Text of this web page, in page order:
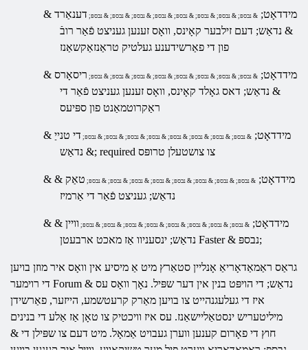
& מידדאָט; & נבספּ; & נבספּ; & נבספּ; & נבספּ; & נבספּ; & נבספּ; & נבספּ; & נבספּ; דענאַרד
& נדאַש; דעם זילבער קאָינס, וואָס זענען געניצט פֿאַר רובֿ
פון די פאַרשידענע געלטיק טראַנזאַקשאַנז
& מידדאָט; & נבספּ; & נבספּ; & נבספּ; & נבספּ; & נבספּ; & נבספּ; & נבספּ; & נבספּ; ריסאָרס
& נדאַש; דאס גאָלד קאָינס, וואָס זענען געניצט פֿאַר די
ראַקרוטמאַנט פון ספּיעס
& מידדאָט; & נבספּ; & נבספּ; & נבספּ; & נבספּ; & נבספּ; & נבספּ; & נבספּ; & נבספּ; די טנייַ
& נדאַש; required צו צושטעלן טרופּס
& מידדאָט; & נבספּ; & נבספּ; & נבספּ; & נבספּ; & נבספּ; & נבספּ; & נבספּ; & נבספּ; טאַק &
נדאַש; געניצט פֿאַר די אַרמיז
& מידדאָט; & נבספּ; & נבספּ; & נבספּ; & נבספּ; & נבספּ; & נבספּ; & נבספּ; & נבספּ; וויין &
נדאַש; ינסעניוו אַז מאכט ארבעטן Faster
& נבספּ;
גראַס ראַמאַדאָריאַ אָנליין סטאַרץ מיט אַ מיסיע אין וואָס איר מוזן בויען
די רוימער Forum & נדאַש; די הויפּט בנין אין דער שפּיל. נאָך וואָס עס
איז די געלעגנהייט צו בויען מאַרק קרעטשמע, הייזער, פאַרשידן
מיליטעריש ינסטאַליישאַנז. עס איז וויכטיק צו טאָן אַז אַלע די בנינים
חוץ די פאָרום קענען ווערן געבויט אַמאָל. מיט דעם צו שפּילן די &